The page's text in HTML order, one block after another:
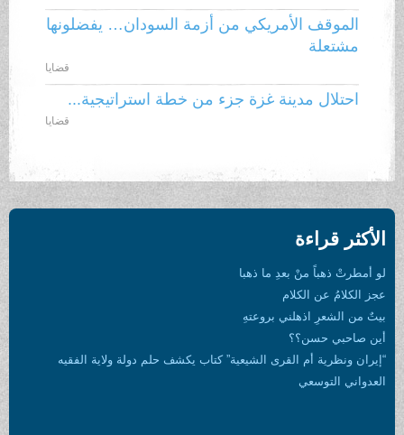
الموقف الأمريكي من أزمة السودان… يفضلونها
مشتعلة
قضايا
احتلال مدينة غزة جزء من خطة استراتيجية...
قضايا
الأكثر قراءة
لو أمطرتْ ذهباً منْ بعدِ ما ذهبا
عجز الكلامُ عن الكلام
بيتٌ من الشعرِ اذهلني بروعتهِ
أين صاحبي حسن؟؟
“إيران ونظرية أم القرى الشيعية” كتاب يكشف حلم دولة ولاية الفقيه
العدواني التوسعي